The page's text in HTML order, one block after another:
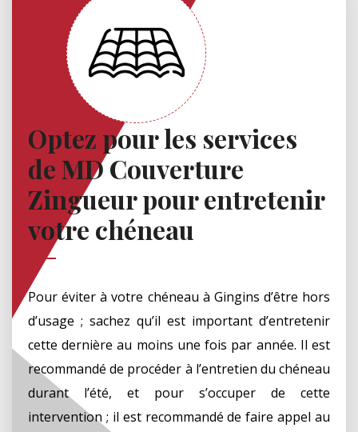
Optez pour les services
de MD Couverture
Zingueur pour entretenir
votre chéneau
Pour éviter à votre chéneau à Gingins d’être hors
d’usage ; sachez qu’il est important d’entretenir
cette dernière au moins une fois par année. Il est
recommandé de procéder à l’entretien du chéneau
durant l’été, et pour s’occuper de cette
intervention ; il est recommandé de faire appel au